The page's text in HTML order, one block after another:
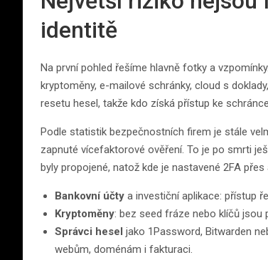
identitě
Na první pohled řešíme hlavně fotky a
kryptoměny, e-mailové schránky, cloud s
resetu hesel, takže kdo získá přístup ke
Podle statistik bezpečnostních firem je stále
zapnuté vícefaktorové ověření. To je po smrti
byly propojené, natož kde je nastavené 2FA
Bankovní účty a investiční aplikace: přístup
Kryptoměny: bez seed fráze nebo klíčů jsou
Správci hesel jako 1Password, Bitwarden
webům, doménám i fakturaci.